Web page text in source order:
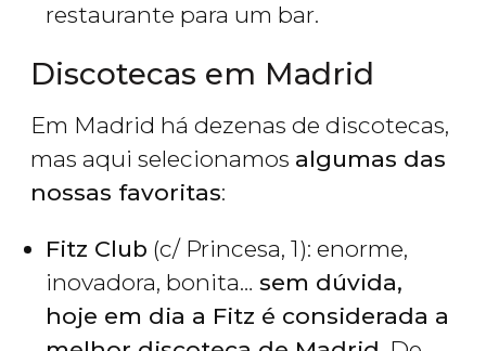
restaurante para um bar.
Discotecas em Madrid
Em Madrid há dezenas de discotecas,
mas aqui selecionamos algumas das
nossas favoritas:
Fitz Club (c/ Princesa, 1): enorme,
inovadora, bonita… sem dúvida,
hoje em dia a Fitz é considerada a